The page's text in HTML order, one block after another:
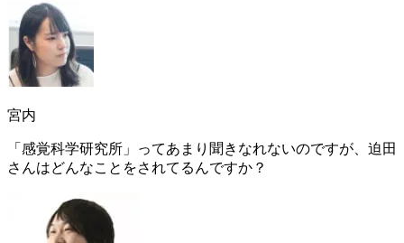
宮内
「感覚科学研究所」ってあまり聞きなれないのですが、迫田
さんはどんなことをされてるんですか？